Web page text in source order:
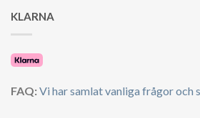
KLARNA
FAQ:Vi har samlat vanliga frågor och